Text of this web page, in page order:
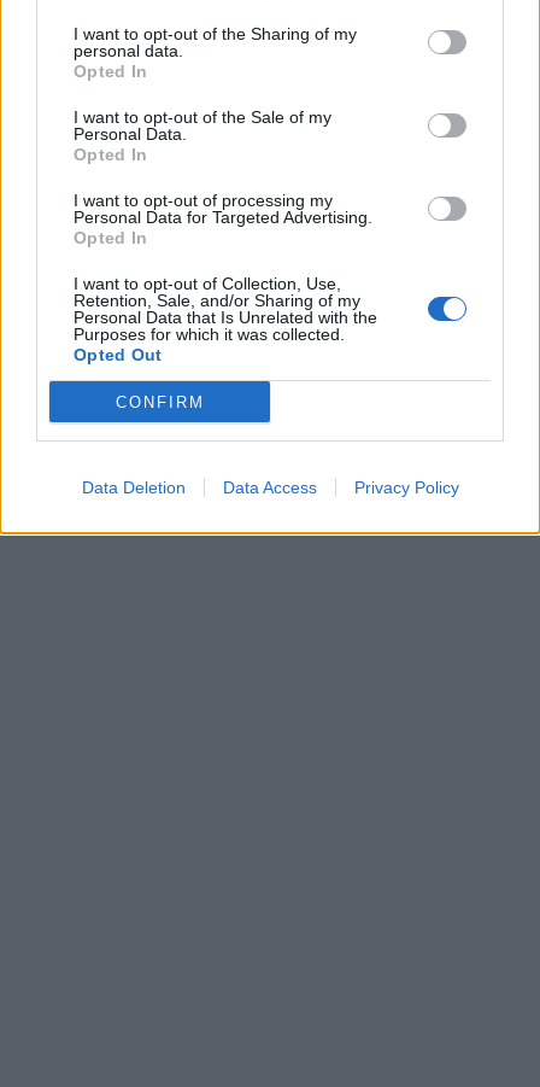
I want to opt-out of the Sharing of my
personal data.
Opted In
I want to opt-out of the Sale of my
Personal Data.
Opted In
I want to opt-out of processing my
Personal Data for Targeted Advertising.
Opted In
I want to opt-out of Collection, Use,
Retention, Sale, and/or Sharing of my
Personal Data that Is Unrelated with the
Purposes for which it was collected.
Opted Out
CONFIRM
Data Deletion Data Access Privacy Policy